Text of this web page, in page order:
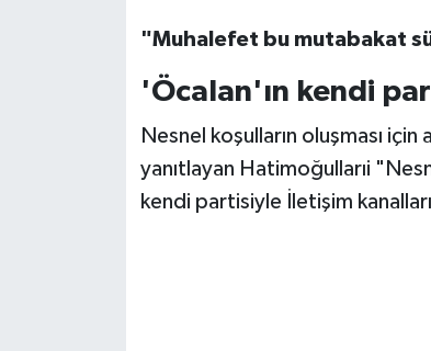
"Muhalefet bu mutabakat
'Öcalan'ın kendi
Nesnel koşulların oluşması için
yanıtlayan Hatimoğullarıi
kendi partisiyle İletişim